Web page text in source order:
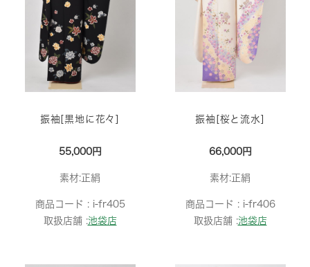
振袖[黒地に花々]
55,000円
素材:正絹
商品コード : i-fr405
取扱店舗 :池袋店
振袖[桜と流水]
66,000円
素材:正絹
商品コード : i-fr406
取扱店舗 :池袋店